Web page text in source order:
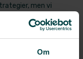
Om
men vi